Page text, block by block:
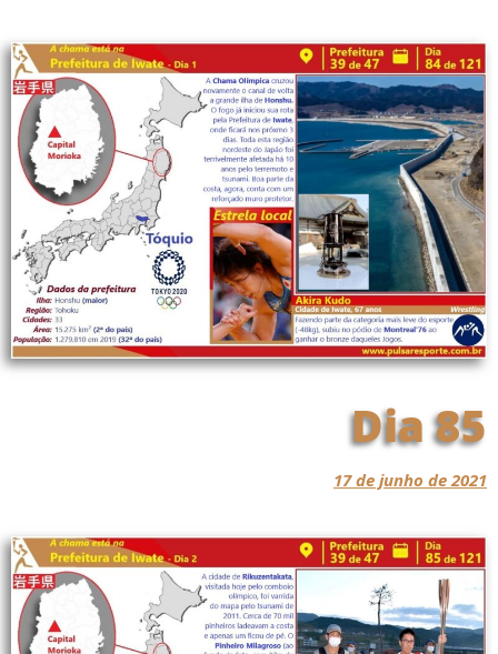
Dia 85
17 de junho de 2021